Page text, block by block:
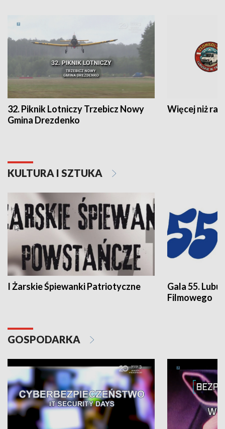
32. Piknik Lotniczy Trzebicz Nowy
Gmina Drezdenko
Więcej niż rajd
KULTURA I SZTUKA
I Żarskie Śpiewanki Patriotyczne
Gala 55.
Filmowego
GOSPODARKA